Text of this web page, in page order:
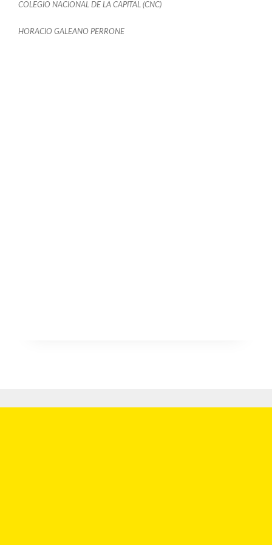
COLEGIO NACIONAL DE LA CAPITAL (CNC)
HORACIO GALEANO PERRONE